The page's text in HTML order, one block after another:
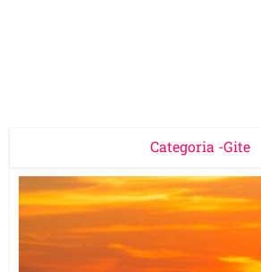
Categoria -Gite